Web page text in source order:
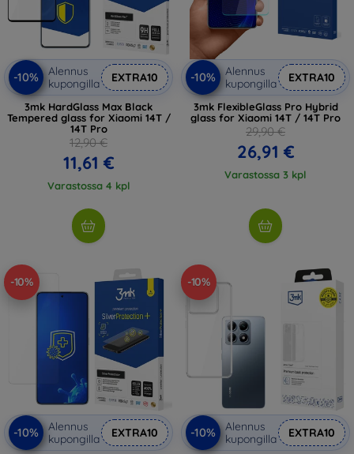
-10%
Alennus
kupongilla
EXTRA10
3mk HardGlass Max Black
Tempered glass for Xiaomi 14T /
14T Pro
12,90 €
11,61 €
Varastossa 4 kpl
-10%
Alennus
kupongilla
EXTRA10
3mk FlexibleGlass Pro Hybrid
glass for Xiaomi 14T / 14T Pro
29,90 €
26,91 €
Varastossa 3 kpl
-10%
-10%
Alennus
kupongilla
EXTRA10
-10%
-10%
Alennus
kupongilla
EXTRA10